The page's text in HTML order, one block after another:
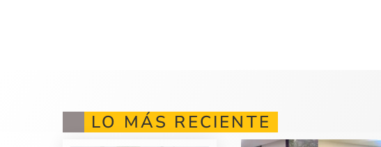
LO MÁS RECIENTE